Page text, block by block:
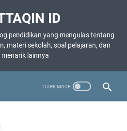
ID
pendidikan yang mengulas tentang
materi sekolah, soal pelajaran, dan
menarik lainnya